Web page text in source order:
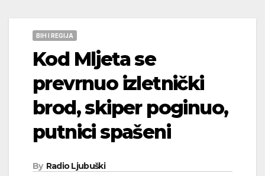
BIH I REGIJA
Kod Mljeta se
prevrnuo izletnički
brod, skiper poginuo,
putnici spašeni
By Radio Ljubuški